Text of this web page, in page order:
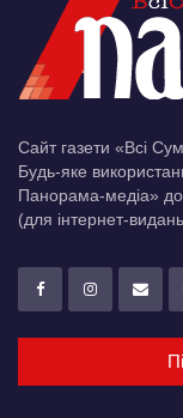
Сайт газети «Всі
Будь-яке
Панорама-медіа»
(для інтернет-